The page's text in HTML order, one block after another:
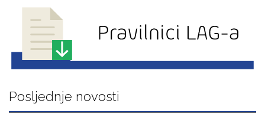
Posljednje novosti